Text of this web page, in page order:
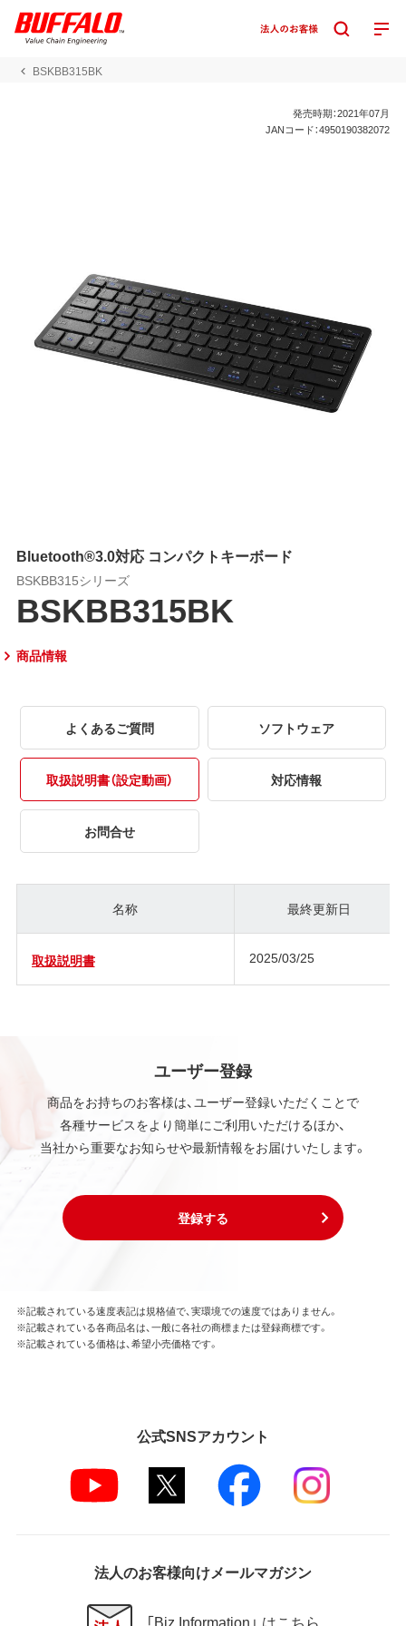
BSKBB315BK
発売時期：2021年07月
JANコード：4950190382072
Bluetooth®3.0対応 コンパクトキーボード
BSKBB315シリーズ
BSKBB315BK
商品情報
よくあるご質問 ソフトウェア
取扱説明書（設定動画） 対応情報
お問合せ
名称 最終更新日
取扱説明書 2025/03/25
ユーザー登録
商品をお持ちのお客様は、ユーザー登録いただくことで
各種サービスをより簡単にご利用いただけるほか、
当社から重要なお知らせや最新情報をお届けいたします。
登録する
※記載されている速度表記は規格値で、実環境での速度ではありません。
※記載されている各商品名は、一般に各社の商標または登録商標です。
※記載されている価格は、希望小売価格です。
公式SNSアカウント
法人のお客様向けメールマガジン
「Biz Information」 はこちら